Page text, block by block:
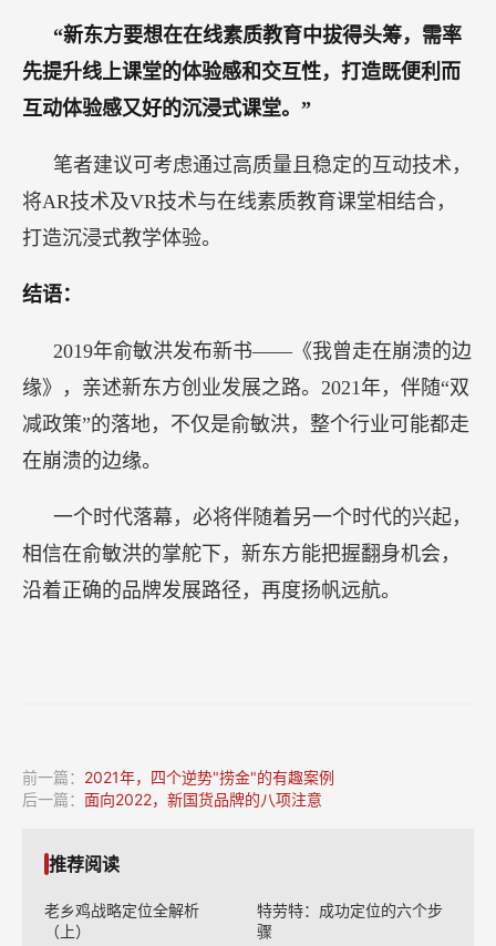
“新东方要想在在线素质教育中拔得头筹，需率
先提升线上课堂的体验感和交互性，打造既便利而
互动体验感又好的沉浸式课堂。”
笔者建议可考虑通过高质量且稳定的互动技术，
将AR技术及VR技术与在线素质教育课堂相结合，
打造沉浸式教学体验。
结语：
2019年俞敏洪发布新书——《我曾走在崩溃的边
缘》，亲述新东方创业发展之路。2021年，伴随“双
减政策”的落地，不仅是俞敏洪，整个行业可能都走
在崩溃的边缘。
一个时代落幕，必将伴随着另一个时代的兴起，
相信在俞敏洪的掌舵下，新东方能把握翻身机会，
沿着正确的品牌发展路径，再度扬帆远航。
前一篇： 2021年，四个逆势"捞金"的有趣案例
后一篇： 面向2022，新国货品牌的八项注意
推荐阅读
老乡鸡战略定位全解析
（上）
特劳特：成功定位的六个步
骤